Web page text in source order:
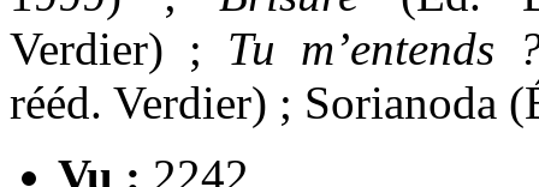
Verdier) ; Tu m’entends
rééd. Verdier) ; Sorianoda
Vu : 2242